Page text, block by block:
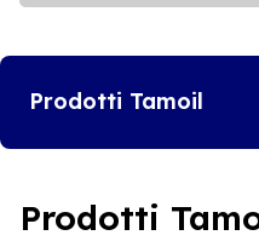
Prodotti Tamoil
Prodotti